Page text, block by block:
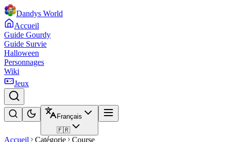
Dandys World
Accueil
Guide Gourdy
Guide Survie
Halloween
Personnages
Wiki
Jeux
Français
🇫🇷
Accueil Catégorie Course